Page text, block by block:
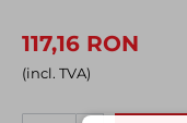
117,16 RON
(incl. TVA)